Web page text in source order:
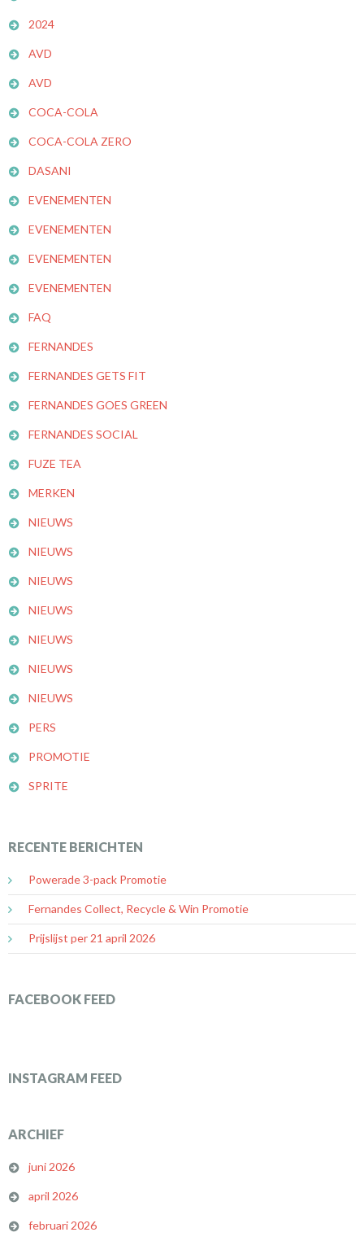
2024
AVD
AVD
COCA-COLA
COCA-COLA ZERO
DASANI
EVENEMENTEN
EVENEMENTEN
EVENEMENTEN
EVENEMENTEN
FAQ
FERNANDES
FERNANDES GETS FIT
FERNANDES GOES GREEN
FERNANDES SOCIAL
FUZE TEA
MERKEN
NIEUWS
NIEUWS
NIEUWS
NIEUWS
NIEUWS
NIEUWS
NIEUWS
PERS
PROMOTIE
SPRITE
RECENTE BERICHTEN
Powerade 3-pack Promotie
Fernandes Collect, Recycle & Win Promotie
Prijslijst per 21 april 2026
FACEBOOK FEED
INSTAGRAM FEED
ARCHIEF
juni 2026
april 2026
februari 2026